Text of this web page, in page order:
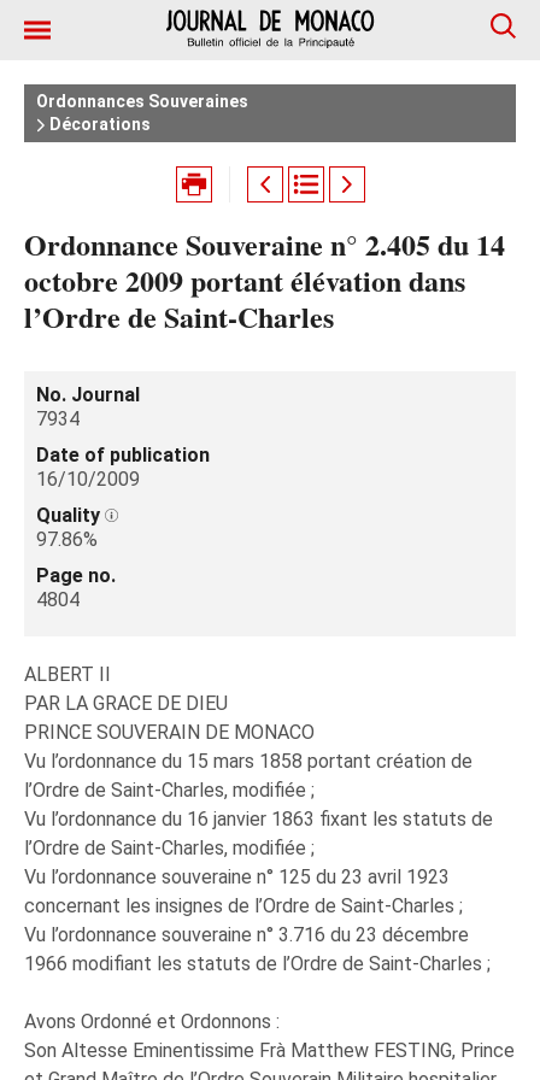
Ordonnances Souveraines
Décorations
Ordonnance Souveraine n° 2.405 du 14
octobre 2009 portant élévation dans
l’Ordre de Saint-Charles
No. Journal
7934
Date of publication
16/10/2009
Quality
97.86%
Page no.
4804
ALBERT II
PAR LA GRACE DE DIEU
PRINCE SOUVERAIN DE MONACO
Vu l’ordonnance du 15 mars 1858 portant création de
l’Ordre de Saint-Charles, modifiée ;
Vu l’ordonnance du 16 janvier 1863 fixant les statuts de
l’Ordre de Saint-Charles, modifiée ;
Vu l’ordonnance souveraine n° 125 du 23 avril 1923
concernant les insignes de l’Ordre de Saint-Charles ;
Vu l’ordonnance souveraine n° 3.716 du 23 décembre
1966 modifiant les statuts de l’Ordre de Saint-Charles ;
Avons Ordonné et Ordonnons :
Son Altesse Eminentissime Frà Matthew FESTING, Prince